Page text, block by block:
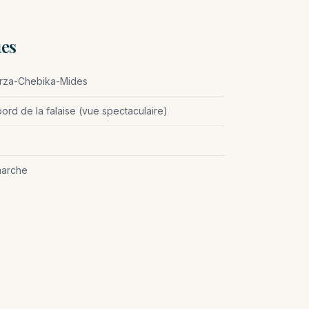
Chebika-Mides
de la falaise (vue spectaculaire)